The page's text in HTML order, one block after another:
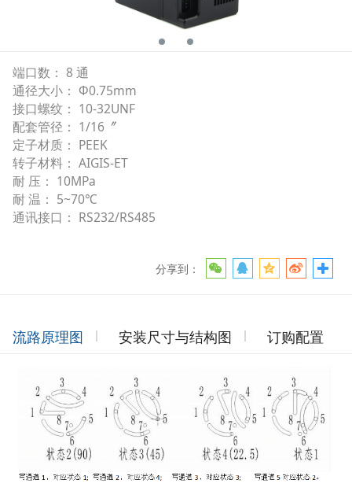
端口数： 8 通
通径大小： Φ0.75mm
接口螺纹： 10-32UNF
配套管径： 1/16〞
定子材质： PEEK
转子材料： AIGIS-ET
耐 压： 10MPa
耐 温： 5~70℃
通讯接口： RS232/RS485
分享到：
流路原理图 安装尺寸与结构图 订购配置